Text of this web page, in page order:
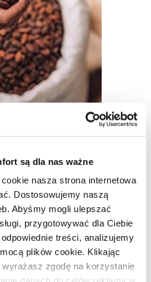
są dla nas ważne
nasza strona internetowa
Dostosowujemy naszą
Abyśmy mogli ulepszać
przygotowywać dla Ciebie
treści, analizujemy
plików cookie. Klikając
wyrażasz zgodę na korzystanie
produktuJakość
surowca. Dlatego starannie
pochodzenie, sposób
składnika. Pracujemy
RAW, źródłami roślinnymi
tam, gdzie ma to sens.
z nauką, testowaniem
Dowiedz się, dlaczego